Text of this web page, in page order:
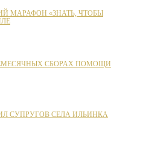
МАРАФОН «ЗНАТЬ, ЧТОБЫ
СБОРАХ ПОМОЩИ
СУПРУГОВ СЕЛА ИЛЬИНКА